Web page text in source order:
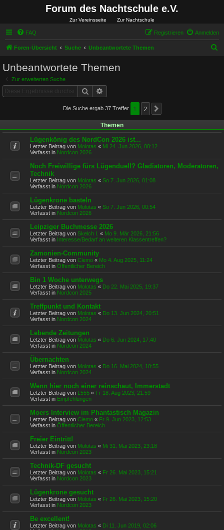
Forum des Nachtschule e.V.
Zur Vereinsseite Zur Nachtschule
FAQ Anmelden
Registrieren
Foren-Übersicht Suche Unbeantwortete Themen
Unbeantwortete Themen
Zur erweiterten Suche
Suche
Die Suche ergab 37 Treffer 1 2
Themen
Lügenkönig des NordCon 2026 ist...
Letzter Beitrag von Molotas « Mi 24. Jun 2026, 00:12
Verfasst in Nordcon 2026
Noch Freiwillige fürs Lügenduell? Gladiatoren, Moderatoren,
Technik
Letzter Beitrag von Molotas « So 7. Jun 2026, 01:08
Verfasst in Nordcon 2026
Lügenkrone basteln
Letzter Beitrag von Molotas « So 7. Jun 2026, 00:54
Verfasst in Nordcon 2026
Leipziger Buchmesse 2026
Letzter Beitrag von Skelch I. « Mo 9. Mär 2026, 21:56
Verfasst in Interesse/Bedarf an weiteren Klassentreffen?
Zamonien-Community
Letzter Beitrag von Clemo « Mo 4. Aug 2025, 11:24
Verfasst in Öffentlicher Bereich
Bin 1 Woche unterwegs
Letzter Beitrag von Molotas « Do 22. Mai 2025, 19:37
Verfasst in Nordcon 2025
Treffpunkt und Kontakt
Letzter Beitrag von Molotas « Do 13. Jun 2024, 20:51
Verfasst in Nordcon 2024
Lebende Zeitungen
Letzter Beitrag von Molotas « Do 6. Jun 2024, 17:40
Verfasst in Nordcon 2024
Übernachten
Letzter Beitrag von Molotas « Do 16. Mai 2024, 18:55
Verfasst in Nordcon 2024
Wenn hier noch einer reinschaut, Immerstadt
Letzter Beitrag von L555 « Fr 18. Aug 2023, 21:59
Verfasst in Empfehlungen
Moers Interview im Phantastisch Magazin
Letzter Beitrag von Clemo « Fr 9. Jun 2023, 12:53
Verfasst in Öffentlicher Bereich
Freier Eintritt!
Letzter Beitrag von Molotas « Mi 31. Mai 2023, 23:18
Verfasst in Nordcon 2023
Technik-DF gesucht
Letzter Beitrag von Molotas « Fr 26. Mai 2023, 15:21
Verfasst in Nordcon 2023
Lügenkrone gesucht
Letzter Beitrag von Molotas « Fr 26. Mai 2023, 15:20
Verfasst in Nordcon 2023
Be excellent!
Letzter Beitrag von Molotas « Di 11. Jun 2019, 02:06